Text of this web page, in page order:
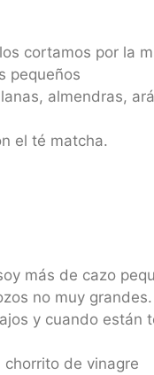
cortamos por la
pequeños
almendras,
el té matcha.
más de cazo
no muy grandes.
y cuando
de vinagre